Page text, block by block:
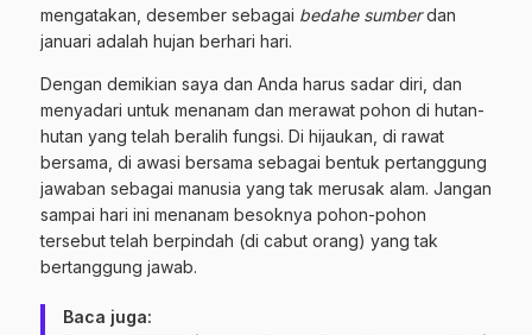
mengatakan, desember sebagai bedahe sumberdan
januari adalah hujan berhari hari.
Dengan demikian saya dan Anda harus sadar diri, dan
menyadari untuk menanam dan merawat pohon di hutan-
hutan yang telah beralih fungsi. Di hijaukan, di rawat
bersama, di awasi bersama sebagai bentuk pertanggung
jawaban sebagai manusia yang tak merusak alam. Jangan
sampai hari ini menanam besoknya pohon-pohon
tersebut telah berpindah (di cabut orang) yang tak
bertanggung jawab.
Baca juga: